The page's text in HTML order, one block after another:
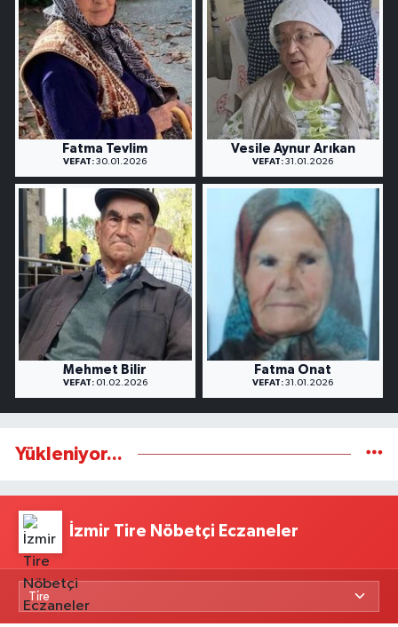
Fatma Tevlim
VEFAT: 30.01.2026
Vesile Aynur Arıkan
VEFAT: 31.01.2026
Mehmet Bilir
VEFAT:01.02.2026
Fatma Onat
VEFAT: 31.01.2026
Yükleniyor...
İzmir Tire Nöbetçi Eczaneler